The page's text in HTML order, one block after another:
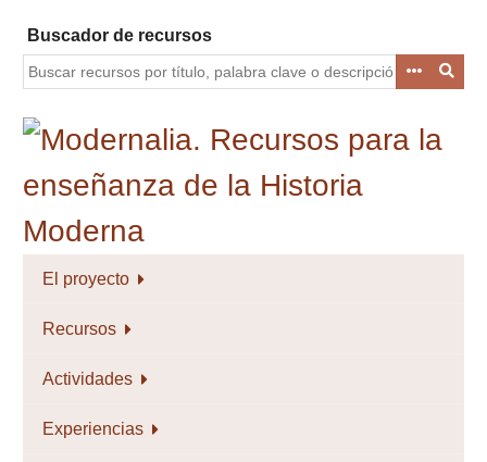
contenido
principal
Buscador de recursos
El proyecto
Recursos
Actividades
Experiencias